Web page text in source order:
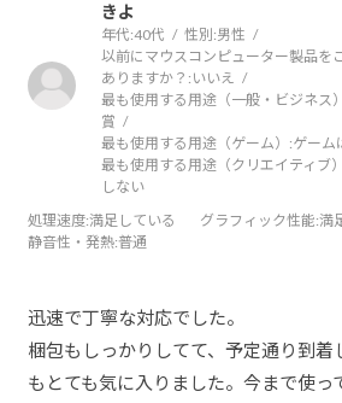
きよ
年代:40代 性別:男性
以前にマウスコンピューター製品を
ありますか？: いいえ
最も使用する用途（一般・ビジネス
賞
最も使用する用途（ゲーム）:ゲーム
最も使用する用途（クリエイティブ
しない
処理速度:満足している グラフィック性能:満
静音性・発熱:普通
迅速で丁寧な対応でした。
梱包もしっかりしてて、予定通り到着
もとても気に入りました。今まで使っ